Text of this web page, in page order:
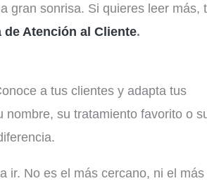
gran sonrisa. Si quieres leer más,
de Atención al Cliente.
a tus clientes y adapta tus
su tratamiento favorito o
ir. No es el más cercano, ni el más